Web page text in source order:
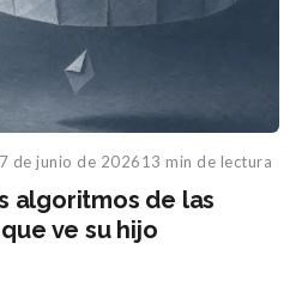
de junio de 202613 min de lectura
algoritmos de las
ve su hijo